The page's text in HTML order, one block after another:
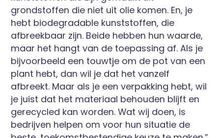
grondstoffen die niet uit olie komen. En, je
hebt biodegradable kunststoffen, die
afbreekbaar zijn. Beide hebben hun waarde,
maar het hangt van de toepassing af. Als je
bijvoorbeeld een touwtje om de pot van een
plant hebt, dan wil je dat het vanzelf
afbreekt. Maar als je een verpakking hebt, wil
je juist dat het materiaal behouden blijft en
gerecycled kan worden. Wat wij doen, is
bedrijven helpen om voor hun situatie de